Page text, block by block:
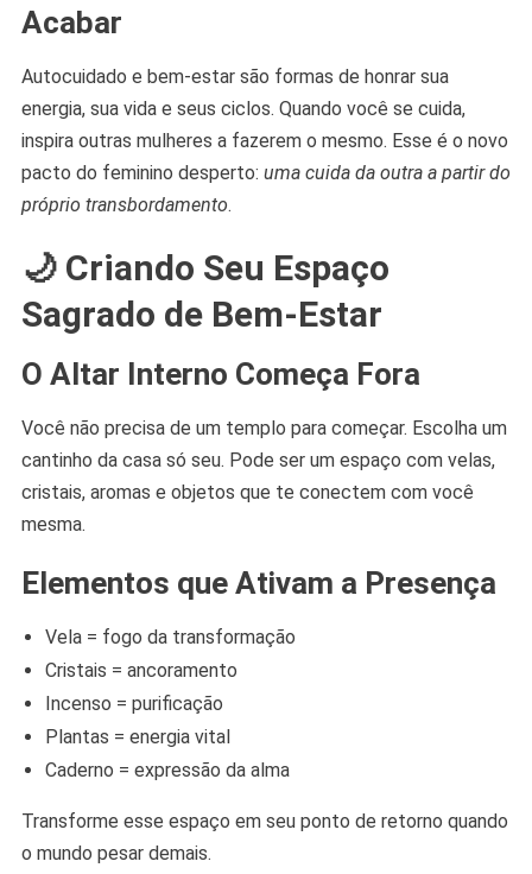
Acabar
Autocuidado e bem-estar são formas de honrar sua
energia, sua vida e seus ciclos. Quando você se cuida,
inspira outras mulheres a fazerem o mesmo. Esse é o novo
pacto do feminino desperto: uma cuida da outra a partir do
próprio transbordamento.
🌙 Criando Seu Espaço
Sagrado de Bem-Estar
O Altar Interno Começa Fora
Você não precisa de um templo para começar. Escolha um
cantinho da casa só seu. Pode ser um espaço com velas,
cristais, aromas e objetos que te conectem com você
mesma.
Elementos que Ativam a Presença
Vela = fogo da transformação
Cristais = ancoramento
Incenso = purificação
Plantas = energia vital
Caderno = expressão da alma
Transforme esse espaço em seu ponto de retorno quando
o mundo pesar demais.